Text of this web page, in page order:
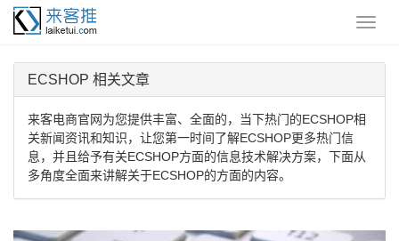
ECSHOP 相关文章
来客电商官网为您提供丰富、全面的，当下热门的ECSHOP相
关新闻资讯和知识，让您第一时间了解ECSHOP更多热门信
息，并且给予有关ECSHOP方面的信息技术解决方案，下面从
多角度全面来讲解关于ECSHOP的方面的内容。